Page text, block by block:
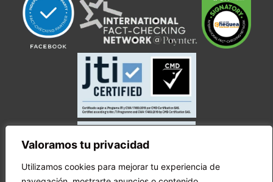
Valoramos tu privacidad
Utilizamos cookies para mejorar tu experiencia de